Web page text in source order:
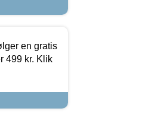
en gratis
499 kr. Klik